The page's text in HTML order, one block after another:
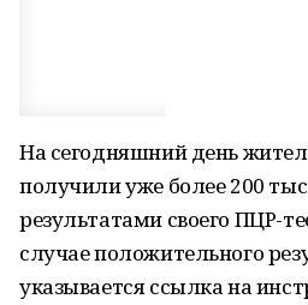
На сегодняшний день
получили уже более 200
результатами своего ПЦР-
случае положительного
указывается ссылка на